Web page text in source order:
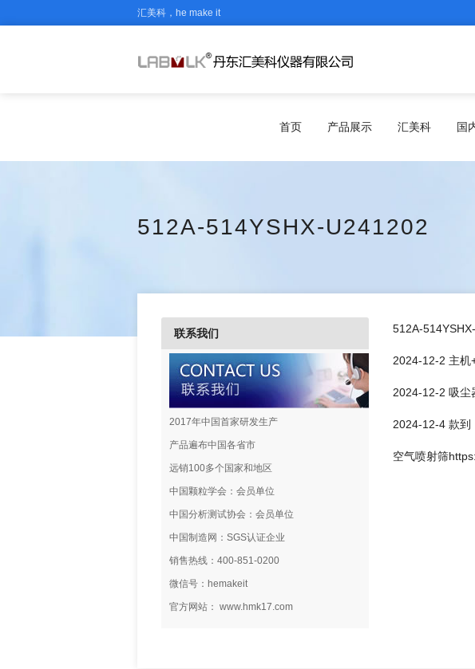
汇美科，he make it
首页 产品展示 汇美科 国
512A-514YSHX-U241202
512A-
2024-12-2 主机
2024-12-2 吸尘
2024-12-4 款到
空气喷射筛
联系我们
2017年中国首家研发生产
产品遍布中国各省市
远销100多个国家和地区
中国颗粒学会：会员单位
中国分析测试协会：会员单位
中国制造网：SGS认证企业
销售热线：400-851-0200
微信号：hemakeit
官方网站： www.hmk17.com